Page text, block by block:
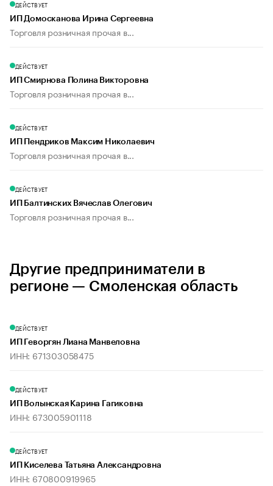
ДЕЙСТВУЕТ
ИП Домосканова Ирина Сергеевна
Торговля розничная прочая в...
ДЕЙСТВУЕТ
ИП Смирнова Полина Викторовна
Торговля розничная прочая в...
ДЕЙСТВУЕТ
ИП Пендриков Максим Николаевич
Торговля розничная прочая в...
ДЕЙСТВУЕТ
ИП Балтинских Вячеслав Олегович
Торговля розничная прочая в...
Другие предприниматели в
регионе — Смоленская область
ДЕЙСТВУЕТ
ИП Геворгян Лиана Манвеловна
ИНН: 671303058475
ДЕЙСТВУЕТ
ИП Волынская Карина Гагиковна
ИНН: 673005901118
ДЕЙСТВУЕТ
ИП Киселева Татьяна Александровна
ИНН: 670800919965